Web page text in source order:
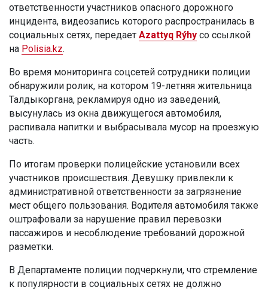
ответственности участников опасного дорожного
инцидента, видеозапись которого распространилась в
социальных сетях, передает Azattyq Rýhy со ссылкой
на Polisia.kz.
Во время мониторинга соцсетей сотрудники полиции
обнаружили ролик, на котором 19-летняя жительница
Талдыкоргана, рекламируя одно из заведений,
высунулась из окна движущегося автомобиля,
распивала напитки и выбрасывала мусор на проезжую
часть.
По итогам проверки полицейские установили всех
участников происшествия. Девушку привлекли к
административной ответственности за загрязнение
мест общего пользования. Водителя автомобиля также
оштрафовали за нарушение правил перевозки
пассажиров и несоблюдение требований дорожной
разметки.
В Департаменте полиции подчеркнули, что стремление
к популярности в социальных сетях не должно